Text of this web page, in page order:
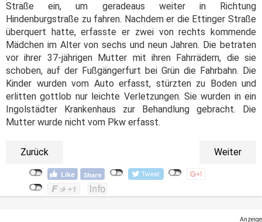
Straße ein, um geradeaus weiter in Richtung
Hindenburgstraße zu fahren. Nachdem er die Ettinger Straße
überquert hatte, erfasste er zwei von rechts kommende
Mädchen im Alter von sechs und neun Jahren. Die betraten
vor ihrer 37-jährigen Mutter mit ihren Fahrrädern, die sie
schoben, auf der Fußgängerfurt bei Grün die Fahrbahn. Die
Kinder wurden vom Auto erfasst, stürzten zu Boden und
erlitten gottlob nur leichte Verletzungen. Sie wurden in ein
Ingolstädter Krankenhaus zur Behandlung gebracht. Die
Mutter wurde nicht vom Pkw erfasst.
Zurück Weiter
Anzeige